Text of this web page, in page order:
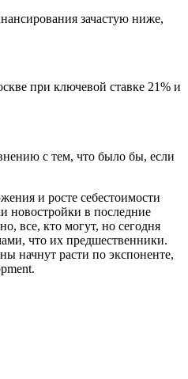
зачастую ниже,
при ключевой ставке 21% и
с тем, что было бы, если
и росте себестоимости
новостройки в последние
все, кто могут, но сегодня
что их предшественники.
начнут расти по экспоненте,